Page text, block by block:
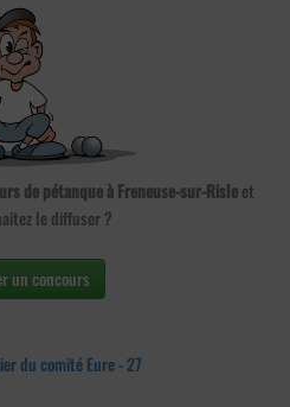
de pétanque à Freneuse-sur-Risleet
le diffuser ?
un concours
du comité Eure - 27